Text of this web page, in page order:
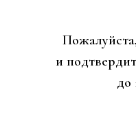
и
до